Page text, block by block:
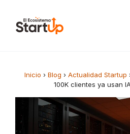
Inicio › Blog › Actualidad Startup
100K clientes ya usan